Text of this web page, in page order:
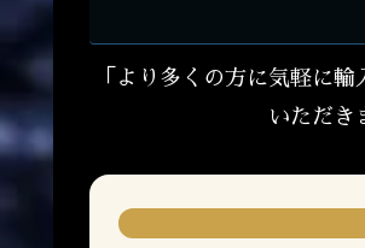
「より多くの方に気軽に
いただき